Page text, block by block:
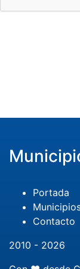
Portada
Contacto
2010 - 2026